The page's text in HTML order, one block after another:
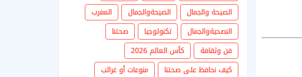
الصيحة والجمال
الصيحةوالجمال
المغرب
النصحيةوالجمال
تكنولوجيا
صحتنا
فن وثقافة
كأس العالم 2026
كيف نحافظ على صحتنا
منوعات أو غرائب